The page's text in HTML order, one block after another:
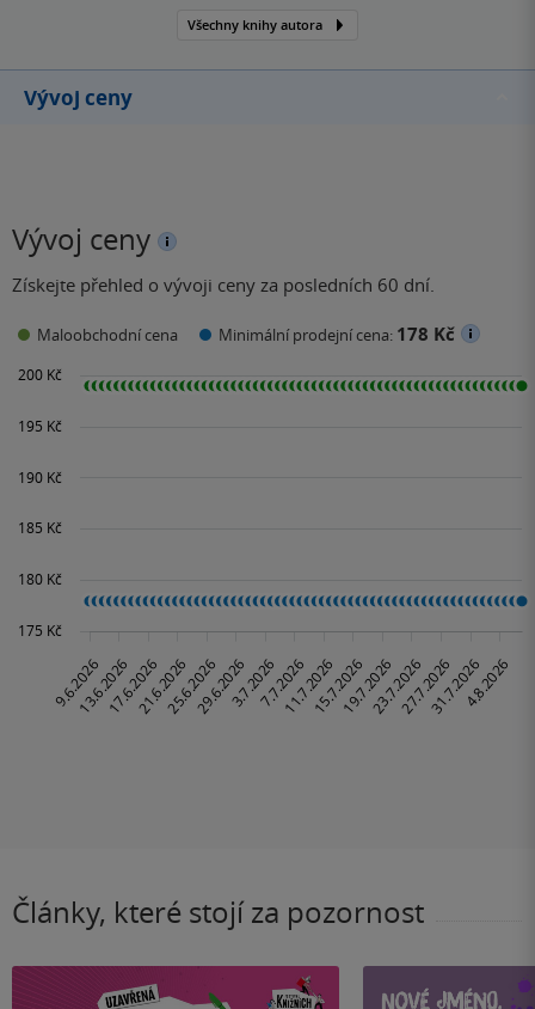
Všechny knihy autora
Vývoj ceny
Vývoj ceny
Získejte přehled o vývoji ceny za posledních 60 dní.
Maloobchodní cena Minimální prodejní cena: 178 Kč
Články, které stojí za pozornost